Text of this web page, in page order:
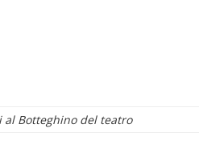
Botteghino del teatro